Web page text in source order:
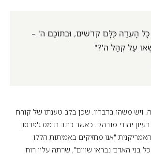
כָל הָעֵדָה כֻּלָּם קְדֹשִׁים, וּבְתוֹכָם ה' –
עַל קְהַל ה'?"
ויש משהו בדבריו. שכן בלב טענתו של קורח
רעיון יהודי מובהק. כאשר כתב תומס ג'פרסון
"אנו מחזיקים באמיתות הללו
בני האדם נבראו שווים", שרתה עליו רוח